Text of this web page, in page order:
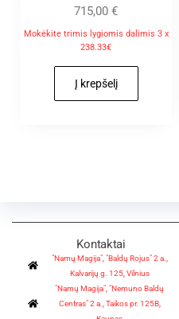
715,00€
Mokėkite trimis lygiomis dalimis 3 x
238.33€
Į krepšelį
Kontaktai
"Namų Magija", "Baldų Rojus" 2 a.,
Kalvarijų g. 125, Vilnius
"Namų Magija", "Nemuno Baldų
Centras" 2 a., Taikos pr. 125B,